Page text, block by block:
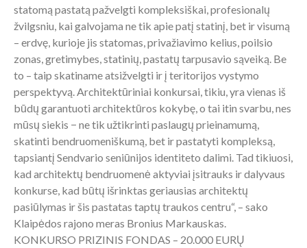
statomą pastatą pažvelgti kompleksiškai, profesionalų
žvilgsniu, kai galvojama ne tik apie patį statinį, bet ir visumą
– erdvę, kurioje jis statomas, privažiavimo kelius, poilsio
zonas, gretimybes, statinių, pastatų tarpusavio sąveiką. Be
to – taip skatiname atsižvelgti ir į teritorijos vystymo
perspektyvą. Architektūriniai konkursai, tikiu, yra vienas iš
būdų garantuoti architektūros kokybę, o tai itin svarbu, nes
mūsų siekis − ne tik užtikrinti paslaugų prieinamumą,
skatinti bendruomeniškumą, bet ir pastatyti kompleksą,
tapsiantį Sendvario seniūnijos identiteto dalimi. Tad tikiuosi,
kad architektų bendruomenė aktyviai įsitrauks ir dalyvaus
konkurse, kad būtų išrinktas geriausias architektų
pasiūlymas ir šis pastatas taptų traukos centru“, – sako
Klaipėdos rajono meras Bronius Markauskas.
KONKURSO PRIZINIS FONDAS – 20.000 EURŲ